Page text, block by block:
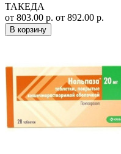
ТАКЕДА
от 803.00 р. от 892.00 р.
В корзину